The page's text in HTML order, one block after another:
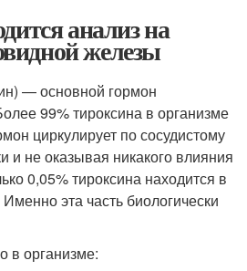
анализ на
железы
— основной гормон
99% тироксина в организме
циркулирует по сосудистому
и не оказывая никакого влияния
0,05% тироксина находится в
эта часть биологически
в организме: